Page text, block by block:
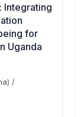
Integrating
for
Uganda
/